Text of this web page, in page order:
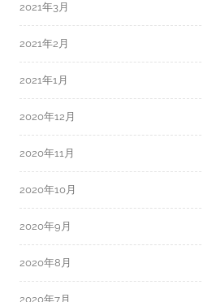
2021年3月
2021年2月
2021年1月
2020年12月
2020年11月
2020年10月
2020年9月
2020年8月
2020年7月